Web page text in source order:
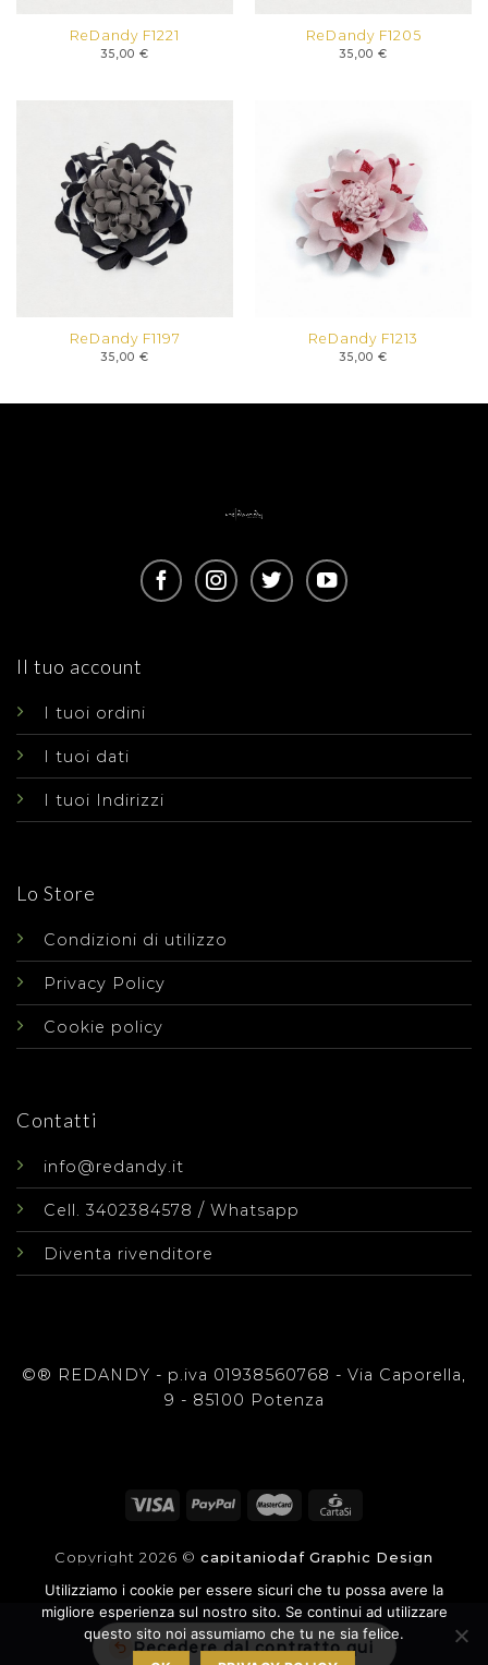
ReDandy F1221
35,00 €
ReDandy F1205
35,00 €
ReDandy F1197
35,00 €
ReDandy F1213
35,00 €
Il tuo account
I tuoi ordini
I tuoi dati
I tuoi Indirizzi
Lo Store
Condizioni di utilizzo
Privacy Policy
Cookie policy
Contatti
info@redandy.it
Cell. 3402384578 / Whatsapp
Diventa rivenditore
©® REDANDY - p.iva 01938560768 - Via Caporella,
9 - 85100 Potenza
Copyright 2026 © capitaniodaf Graphic Design
Recedere dal contratto qui
Utilizziamo i cookie per essere sicuri che tu possa avere la
migliore esperienza sul nostro sito. Se continui ad utilizzare
questo sito noi assumiamo che tu ne sia felice.